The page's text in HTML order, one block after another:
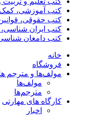
کتب آموزشی،
کتب حقوقی،
کتب ایران
کتب دامغان
خانه
فروشگاه
مولف‌ها و مترجم
مولف‌ها
مترجم‌ها
کارگاه های مهارتی
اخبار